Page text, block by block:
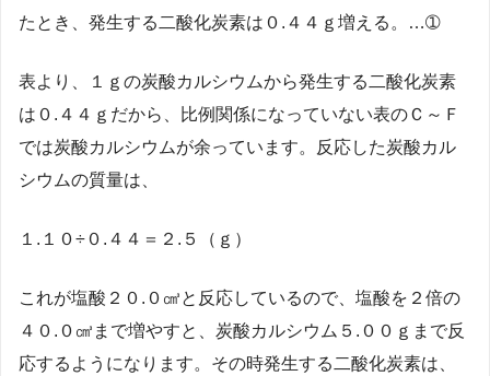
たとき、発生する二酸化炭素は０.４４ｇ増える。…➀
表より、１ｇの炭酸カルシウムから発生する二酸化炭素
は０.４４ｇだから、比例関係になっていない表のＣ～Ｆ
では炭酸カルシウムが余っています。反応した炭酸カル
シウムの質量は、
１.１０÷０.４４＝２.５（ｇ）
これが塩酸２０.０㎤と反応しているので、塩酸を２倍の
４０.０㎤まで増やすと、炭酸カルシウム５.００ｇまで反
応するようになります。その時発生する二酸化炭素は、